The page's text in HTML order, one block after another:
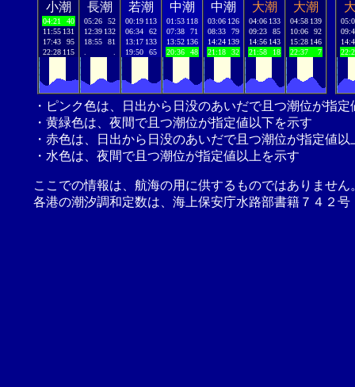
小潮
04:21
40
11:55 131
17:43
95
22:28 115
長潮
05:26
52
12:39 132
18:55
81
若潮
00:19 113
06:34
62
13:17 133
19:50
65
中潮
01:53 118
07:38
71
13:52 136
20:36
48
中潮
03:06 126
08:33
79
14:24 139
21:18
32
大潮
04:06 133
09:23
85
14:56 143
21:58
18
大潮
04:58 139
10:06
92
15:28 146
22:37
7
・ピンク色は、日出から日没のあいだで且つ潮位が指
・黄緑色は、夜間で且つ潮位が指定値以下を示す
・赤色は、日出から日没のあいだで且つ潮位が指定値以
・水色は、夜間で且つ潮位が指定値以上を示す
ここでの情報は、航海の用に供するものではありませ
各港の潮汐調和定数は、海上保安庁水路部書籍７４２